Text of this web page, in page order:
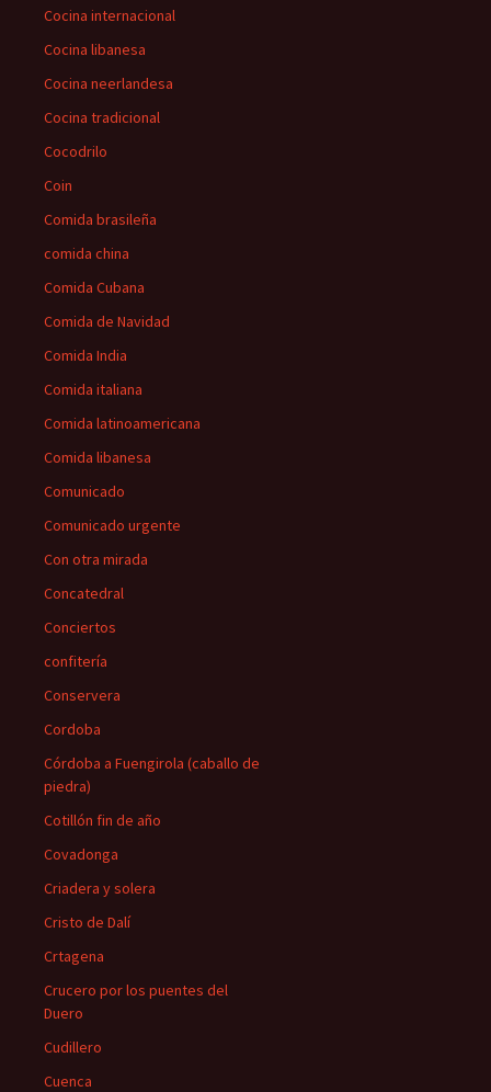
Cocina internacional
Cocina libanesa
Cocina neerlandesa
Cocina tradicional
Cocodrilo
Coin
Comida brasileña
comida china
Comida Cubana
Comida de Navidad
Comida India
Comida italiana
Comida latinoamericana
Comida libanesa
Comunicado
Comunicado urgente
Con otra mirada
Concatedral
Conciertos
confitería
Conservera
Cordoba
Córdoba a Fuengirola (caballo de
piedra)
Cotillón fin de año
Covadonga
Criadera y solera
Cristo de Dalí
Crtagena
Crucero por los puentes del
Duero
Cudillero
Cuenca